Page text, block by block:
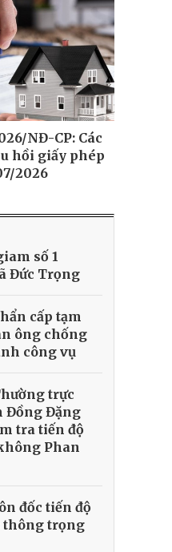
NĐ-CP: Các
hồi giấy phép
2026
số 1
Đức Trọng
cấp tạm
ông chống
công vụ
trực
Đồng Đặng
tra tiến độ
Phan
đốc tiến độ
thông trọng